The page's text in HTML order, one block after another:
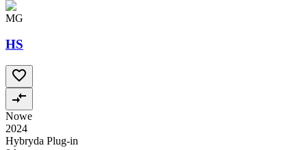
MG
HS
Nowe
2024
Hybryda Plug-in